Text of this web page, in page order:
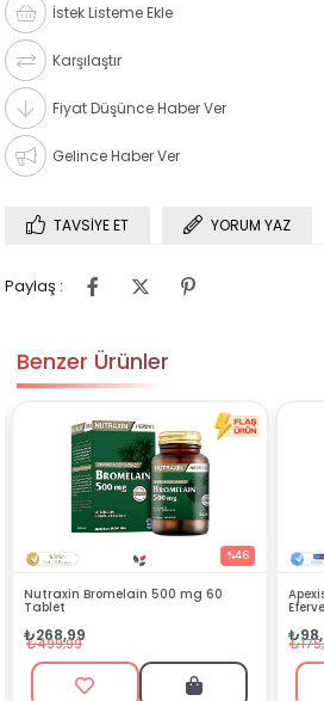
İstek Listeme Ekle
Karşılaştır
Fiyat Düşünce Haber Ver
Gelince Haber Ver
TAVSIYE ET YORUM YAZ
Paylaş :
Benzer Ürünler
Apexis Multivitamin ve Mineral 20
Efervesan Tablet
₺98,99
₺175,00